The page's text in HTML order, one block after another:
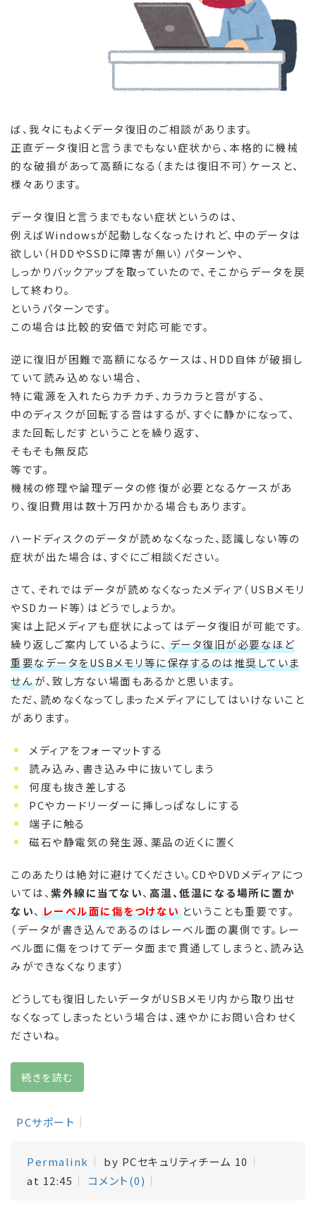
ば、我々にもよくデータ復旧のご相談があります。
正直データ復旧と言うまでもない症状から、本格的に機械
的な破損があって高額になる（または復旧不可）ケースと、
様々あります。
データ復旧と言うまでもない症状というのは、
例えばWindowsが起動しなくなったけれど、中のデータは
欲しい（HDDやSSDに障害が無い）パターンや、
しっかりバックアップを取っていたので、そこからデータを戻
して終わり。
というパターンです。
この場合は比較的安価で対応可能です。
逆に復旧が困難で高額になるケースは、HDD自体が破損し
ていて読み込めない場合、
特に電源を入れたらカチカチ、カラカラと音がする、
中のディスクが回転する音はするが、すぐに静かになって、
また回転しだすということを繰り返す、
そもそも無反応
等です。
機械の修理や論理データの修復が必要となるケースがあ
り、復旧費用は数十万円かかる場合もあります。
ハードディスクのデータが読めなくなった、認識しない等の
症状が出た場合は、すぐにご相談ください。
さて、それではデータが読めなくなったメディア（USBメモリ
やSDカード等）はどうでしょうか。
実は上記メディアも症状によってはデータ復旧が可能です。
繰り返しご案内しているように、 データ復旧が必要なほど
重要なデータをUSBメモリ等に保存するのは推奨していま
せんが、致し方ない場面もあるかと思います。
ただ、読めなくなってしまったメディアにしてはいけないこと
があります。
メディアをフォーマットする
読み込み、書き込み中に抜いてしまう
何度も抜き差しする
PCやカードリーダーに挿しっぱなしにする
端子に触る
磁石や静電気の発生源、薬品の近くに置く
このあたりは絶対に避けてください。CDやDVDメディアにつ
いては、紫外線に当てない、 高温、低温になる場所に置か
ない、 レーベル面に傷をつけないということも重要です。
（データが書き込んであるのはレーベル面の裏側です。レー
ベル面に傷をつけてデータ面まで貫通してしまうと、読み込
みができなくなります）
どうしても復旧したいデータがUSBメモリ内から取り出せ
なくなってしまったという場合は、速やかにお問い合わせく
ださいね。
続きを読む
PCサポート
Permalink
by PCセキュリティチーム 10
at 12:45
コメント(0)